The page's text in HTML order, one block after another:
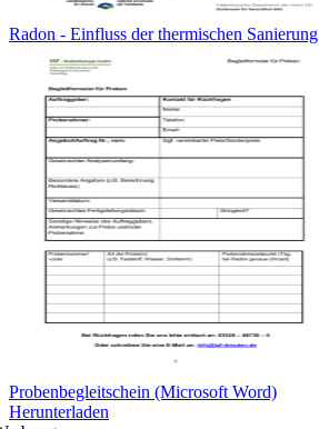
Radon - Einfluss der thermischen Sanierung
Probenbegleitschein (Microsoft Word)
Herunterladen